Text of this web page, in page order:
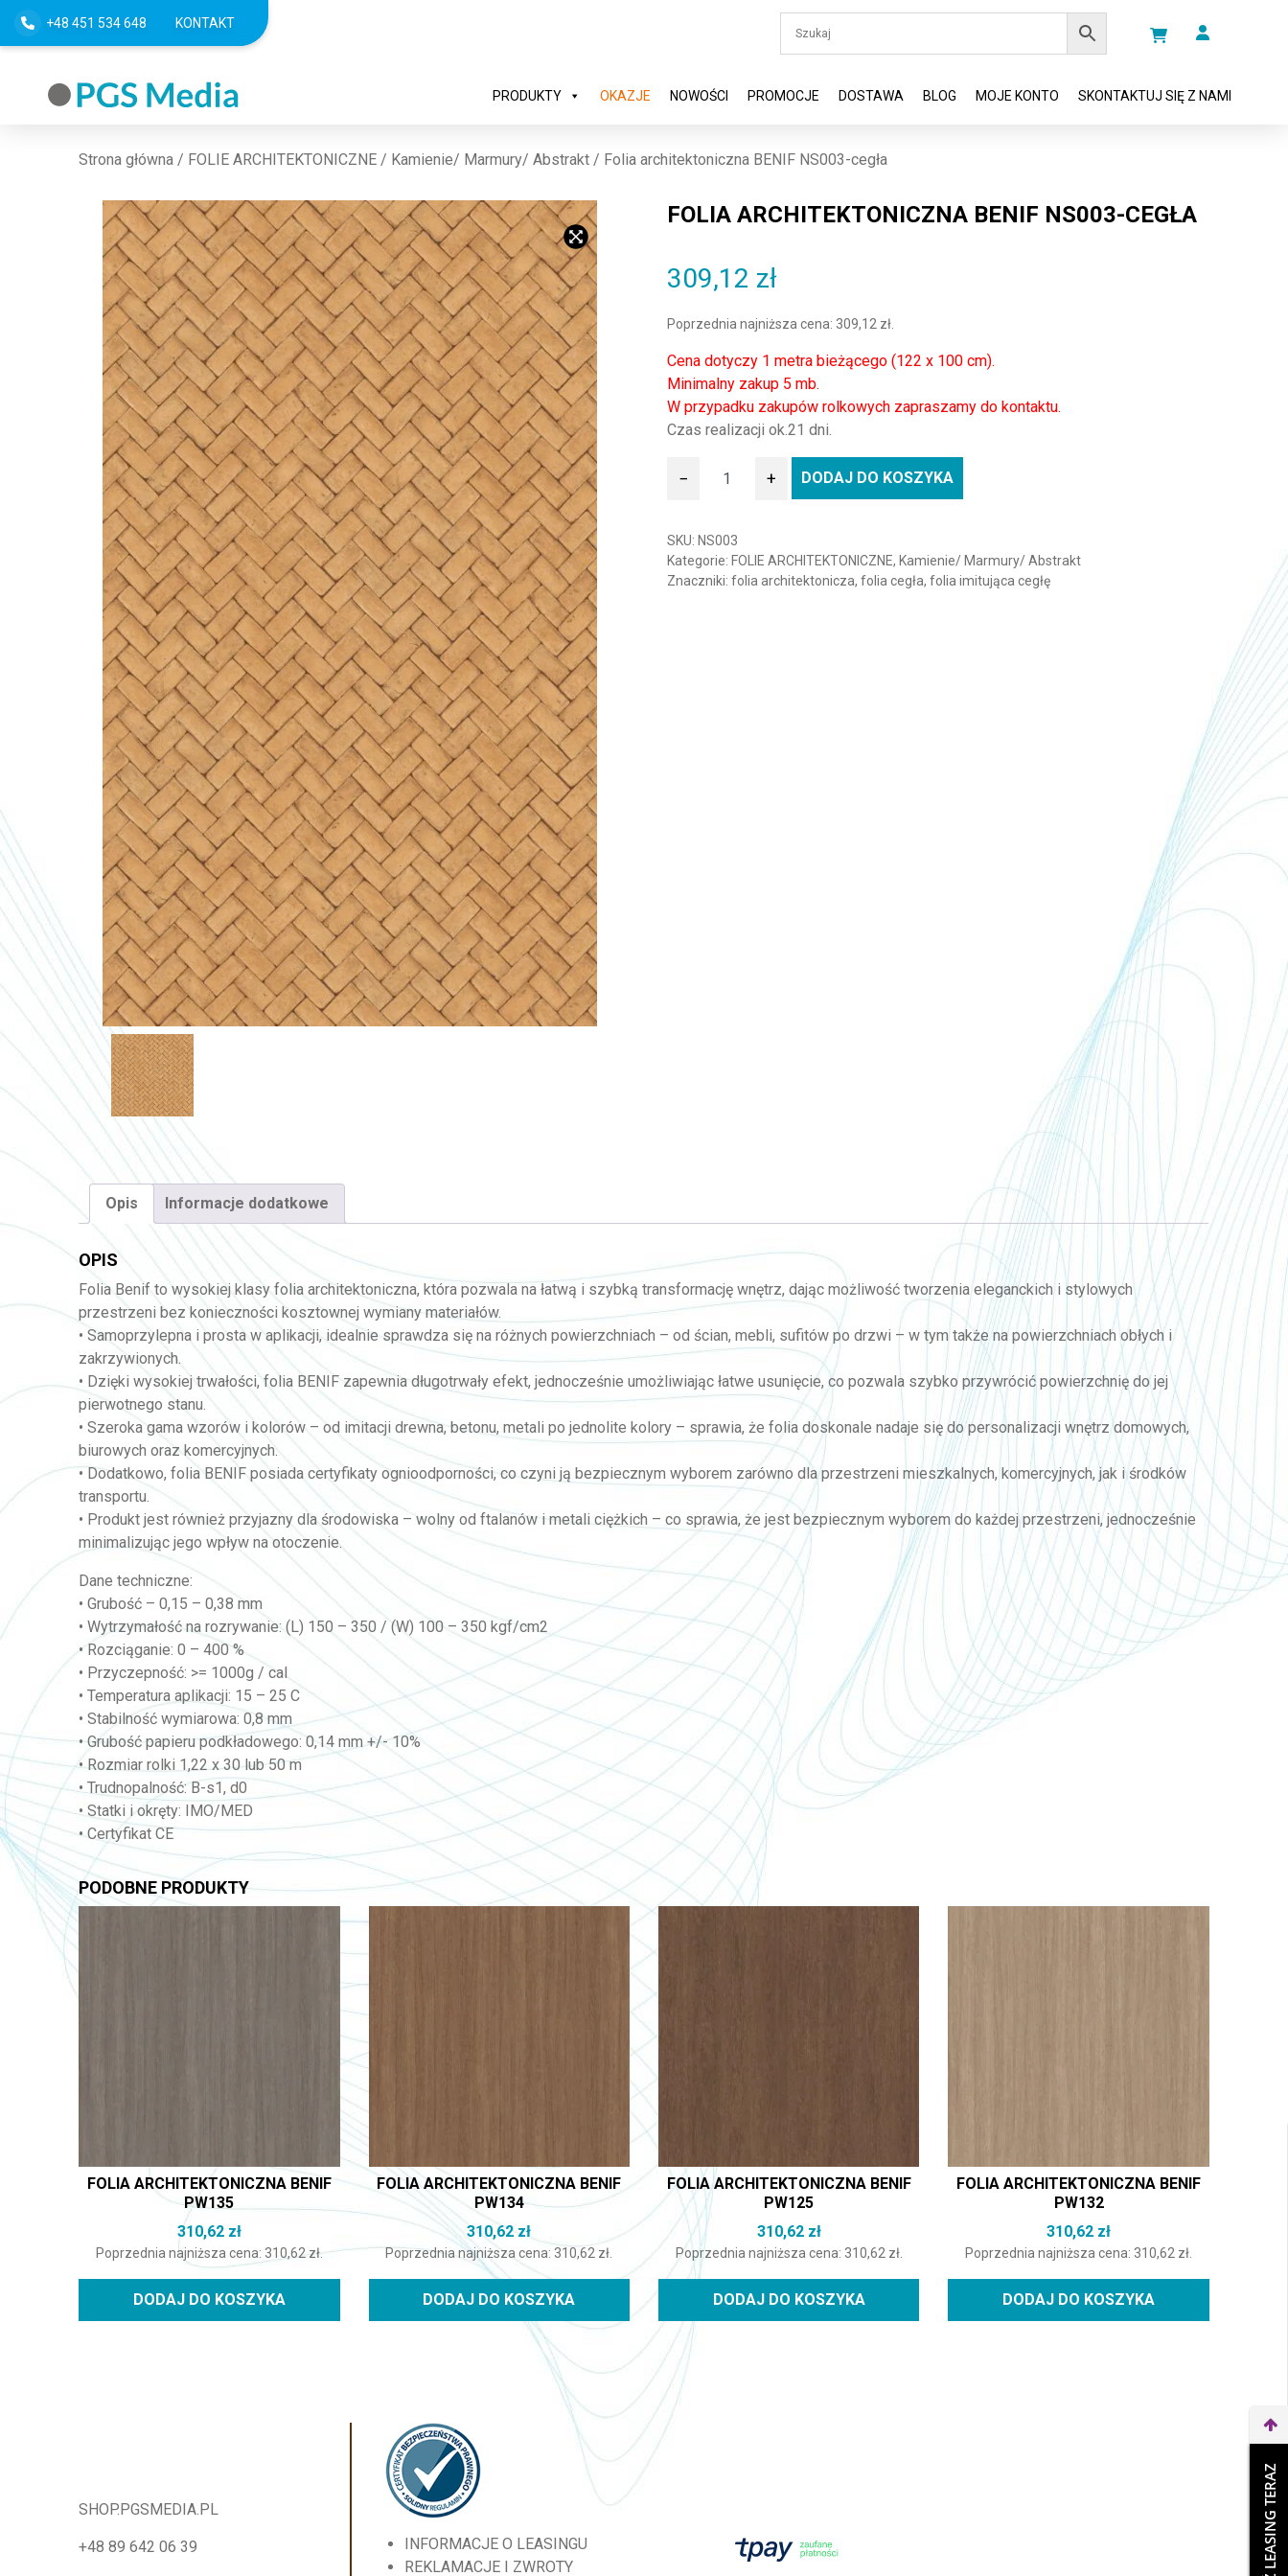
+48 451 534 648 KONTAKT
PRODUKTY OKAZJE NOWOŚCI PROMOCJE DOSTAWA BLOG MOJE KONTO SKONTAKTUJ SIĘ Z NAMI
Strona główna / FOLIE ARCHITEKTONICZNE / Kamienie/ Marmury/ Abstrakt / Folia architektoniczna BENIF NS003-cegła
FOLIA ARCHITEKTONICZNA BENIF NS003-CEGŁA
309,12 zł
Poprzednia najniższa cena: 309,12 zł.
Cena dotyczy 1 metra bieżącego (122 x 100 cm).
Minimalny zakup 5 mb.
W przypadku zakupów rolkowych zapraszamy do kontaktu.
Czas realizacji ok.21 dni.
ilość Folia architektoniczna BENIF NS003-cegła
− + DODAJ DO KOSZYKA
SKU: NS003
Kategorie: FOLIE ARCHITEKTONICZNE, Kamienie/ Marmury/ Abstrakt
Znaczniki: folia architektonicza, folia cegła, folia imitująca cegłę
Opis Informacje dodatkowe
OPIS
Folia Benif to wysokiej klasy folia architektoniczna, która pozwala na łatwą i szybką transformację wnętrz, dając możliwość tworzenia eleganckich i stylowych
przestrzeni bez konieczności kosztownej wymiany materiałów.
• Samoprzylepna i prosta w aplikacji, idealnie sprawdza się na różnych powierzchniach – od ścian, mebli, sufitów po drzwi – w tym także na powierzchniach obłych i
zakrzywionych.
• Dzięki wysokiej trwałości, folia BENIF zapewnia długotrwały efekt, jednocześnie umożliwiając łatwe usunięcie, co pozwala szybko przywrócić powierzchnię do jej
pierwotnego stanu.
• Szeroka gama wzorów i kolorów – od imitacji drewna, betonu, metali po jednolite kolory – sprawia, że folia doskonale nadaje się do personalizacji wnętrz domowych,
biurowych oraz komercyjnych.
• Dodatkowo, folia BENIF posiada certyfikaty ognioodporności, co czyni ją bezpiecznym wyborem zarówno dla przestrzeni mieszkalnych, komercyjnych, jak i środków
transportu.
• Produkt jest również przyjazny dla środowiska – wolny od ftalanów i metali ciężkich – co sprawia, że jest bezpiecznym wyborem do każdej przestrzeni, jednocześnie
minimalizując jego wpływ na otoczenie.
Dane techniczne:
• Grubość – 0,15 – 0,38 mm
• Wytrzymałość na rozrywanie: (L) 150 – 350 / (W) 100 – 350 kgf/cm2
• Rozciąganie: 0 – 400 %
• Przyczepność: >= 1000g / cal
• Temperatura aplikacji: 15 – 25 C
• Stabilność wymiarowa: 0,8 mm
• Grubość papieru podkładowego: 0,14 mm +/- 10%
• Rozmiar rolki 1,22 x 30 lub 50 m
• Trudnopalność: B-s1, d0
• Statki i okręty: IMO/MED
• Certyfikat CE
PODOBNE PRODUKTY
FOLIA ARCHITEKTONICZNA BENIF
PW135
310,62 zł
Poprzednia najniższa cena: 310,62zł.
DODAJ DO KOSZYKA
FOLIA ARCHITEKTONICZNA BENIF
PW134
310,62 zł
Poprzednia najniższa cena:310,62 zł
DODAJ DO KOSZYKA
FOLIA ARCHITEKTONICZNA BENIF
PW125
310,62 zł
Poprzednia najniższa cena: 310,62 zł.
DODAJ DO KOSZYKA
FOLIA ARCHITEKTONICZNA BENIF
PW132
310,62 zł
Poprzednia najniższa cena: 310,62 zł
DODAJ DO KOSZYKA
SHOP.PGSMEDIA.PL
+48 89 642 06 39
INFORMACJE O LEASINGU
REKLAMACJE I ZWROTY
WEŹ LEASING TERAZ